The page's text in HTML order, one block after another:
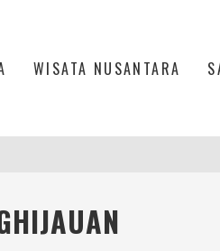
WISATA NUSANTARA